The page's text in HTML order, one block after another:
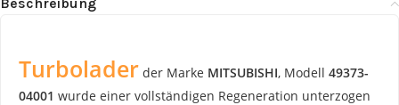
Turbolader der Marke MITSUBISHI, Modell 49373-
04001 wurde einer vollständigen Regeneration unterzogen